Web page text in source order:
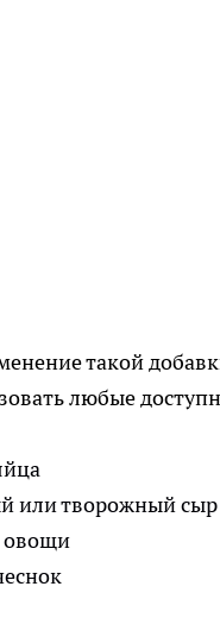
такой
любые
или творожный сыр
овощи